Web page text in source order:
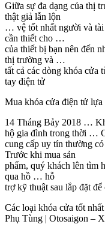
Giữa sự đa dạng của thị
thật giả lẫn lộn
… vệ tốt nhất người và tài
cần thiết cho …
của thiết bị bạn nên đến
thị trường và …
tất cả các dòng khóa cửa
tay điện tử
Mua khóa cửa điện tử lựa
14 Tháng Bảy 2018 …
hộ gia đình trong thời …
cung cấp uy tín thường
Trước khi mua sản
phẩm, quý khách lên tìm
qua hồ … hỗ
trợ kỹ thuật sau lắp đặt
Các loại khóa cửa tốt
Phụ Tùng | Otosaigon –